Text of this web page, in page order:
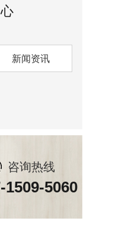
新闻资讯
咨询热线
1509-5060